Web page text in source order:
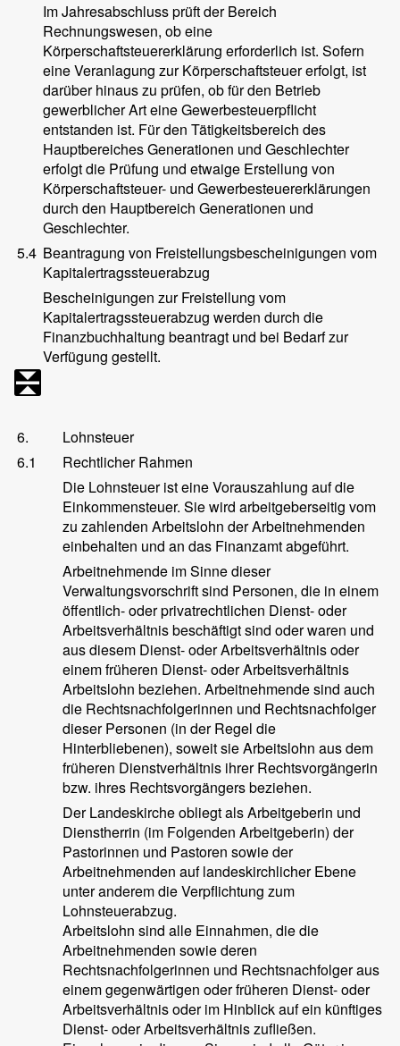
Im Jahresabschluss prüft der Bereich
Rechnungswesen, ob eine
Körperschaftsteuererklärung erforderlich ist. Sofern
eine Veranlagung zur Körperschaftsteuer erfolgt, ist
darüber hinaus zu prüfen, ob für den Betrieb
gewerblicher Art eine Gewerbesteuerpflicht
entstanden ist. Für den Tätigkeitsbereich des
Hauptbereiches Generationen und Geschlechter
erfolgt die Prüfung und etwaige Erstellung von
Körperschaftsteuer- und Gewerbesteuererklärungen
durch den Hauptbereich Generationen und
Geschlechter.
5.4 Beantragung von Freistellungsbescheinigungen vom
Kapitalertragssteuerabzug
Bescheinigungen zur Freistellung vom
Kapitalertragssteuerabzug werden durch die
Finanzbuchhaltung beantragt und bei Bedarf zur
Verfügung gestellt.
6.
Lohnsteuer
6.1
Rechtlicher Rahmen
Die Lohnsteuer ist eine Vorauszahlung auf die
Einkommensteuer. Sie wird arbeitgeberseitig vom
zu zahlenden Arbeitslohn der Arbeitnehmenden
einbehalten und an das Finanzamt abgeführt.
Arbeitnehmende im Sinne dieser
Verwaltungsvorschrift sind Personen, die in einem
öffentlich- oder privatrechtlichen Dienst- oder
Arbeitsverhältnis beschäftigt sind oder waren und
aus diesem Dienst- oder Arbeitsverhältnis oder
einem früheren Dienst- oder Arbeitsverhältnis
Arbeitslohn beziehen. Arbeitnehmende sind auch
die Rechtsnachfolgerinnen und Rechtsnachfolger
dieser Personen (in der Regel die
Hinterbliebenen), soweit sie Arbeitslohn aus dem
früheren Dienstverhältnis ihrer Rechtsvorgängerin
bzw. ihres Rechtsvorgängers beziehen.
Der Landeskirche obliegt als Arbeitgeberin und
Dienstherrin (im Folgenden Arbeitgeberin) der
Pastorinnen und Pastoren sowie der
Arbeitnehmenden auf landeskirchlicher Ebene
unter anderem die Verpflichtung zum
Lohnsteuerabzug.
Arbeitslohn sind alle Einnahmen, die die
Arbeitnehmenden sowie deren
Rechtsnachfolgerinnen und Rechtsnachfolger aus
einem gegenwärtigen oder früheren Dienst- oder
Arbeitsverhältnis oder im Hinblick auf ein künftiges
Dienst- oder Arbeitsverhältnis zufließen.